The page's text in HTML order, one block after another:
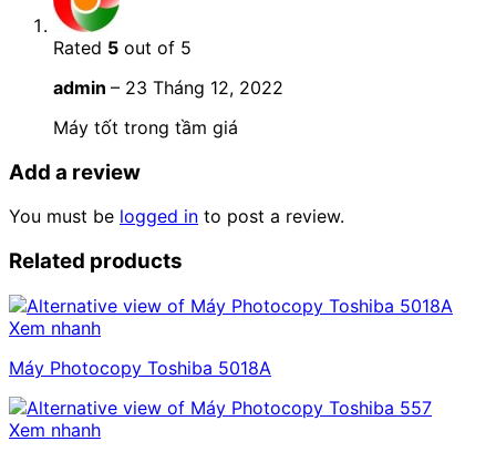
Rated 5 out of 5
admin – 23 Tháng 12, 2022
Máy tốt trong tầm giá
Add a review
You must be logged in to post a review.
Related products
Xem nhanh
Máy Photocopy Toshiba 5018A
Xem nhanh